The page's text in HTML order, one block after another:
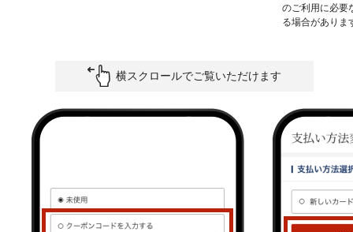
のご利用に必要
る場合がありま
横スクロールでご覧いただけます